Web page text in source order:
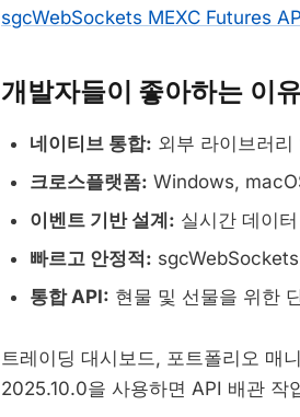
sgcWebSockets MEXC Futures
개발자들이 좋아하는 이
네이티브 통합: 외부 라이브러
크로스플랫폼: Windows,
이벤트 기반 설계: 실시간 데이
빠르고 안정적:
통합 API: 현물 및 선물을 위한
트레이딩 대시보드, 포트폴리오 매
2025.10.0을 사용하면 API 배관 작